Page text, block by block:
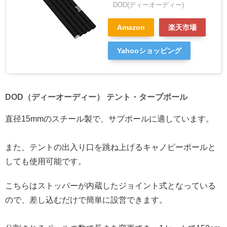
DOD(ディーオーディー)
Amazon 楽天市場
Yahooショッピング
DOD（ディーオーディー） テント・タープポール
直径15mmのスチール製で、サブポールに適しています。
また、テントの出入り口を跳ね上げるキャノピーポールと
しても使用可能です。
こちらはストッパーが内蔵したジョイント式となっている
ので、差し込むだけで簡単に設営できます。